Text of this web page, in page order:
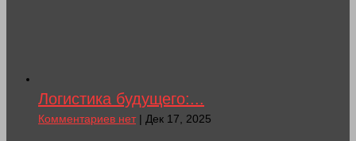
Логистика будущего:...
Комментариев нет| Дек 17, 2025